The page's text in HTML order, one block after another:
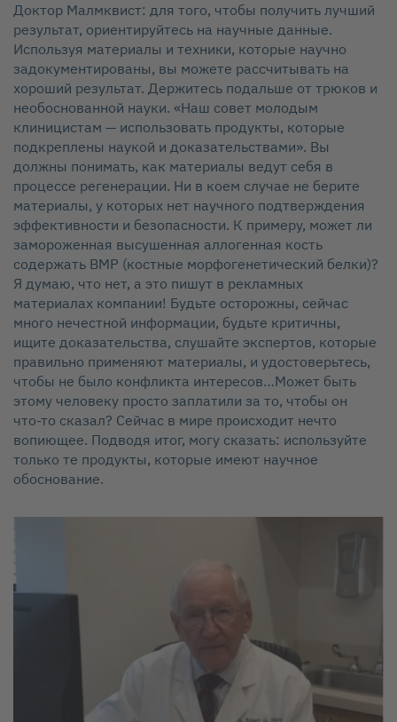
Доктор Малмквист: для того, чтобы получить лучший
результат, ориентируйтесь на научные данные.
Используя материалы и техники, которые научно
задокументированы, вы можете рассчитывать на
хороший результат. Держитесь подальше от трюков и
необоснованной науки. «Наш совет молодым
клиницистам — использовать продукты, которые
подкреплены наукой и доказательствами». Вы
должны понимать, как материалы ведут себя в
процессе регенерации. Ни в коем случае не берите
материалы, у которых нет научного подтверждения
эффективности и безопасности. К примеру, может ли
замороженная высушенная аллогенная кость
содержать BMP (костные морфогенетический белки)?
Я думаю, что нет, а это пишут в рекламных
материалах компании! Будьте осторожны, сейчас
много нечестной информации, будьте критичны,
ищите доказательства, слушайте экспертов, которые
правильно применяют материалы, и удостоверьтесь,
чтобы не было конфликта интересов…Может быть
этому человеку просто заплатили за то, чтобы он
что‑то сказал? Сейчас в мире происходит нечто
вопиющее. Подводя итог, могу сказать: используйте
только те продукты, которые имеют научное
обоснование.